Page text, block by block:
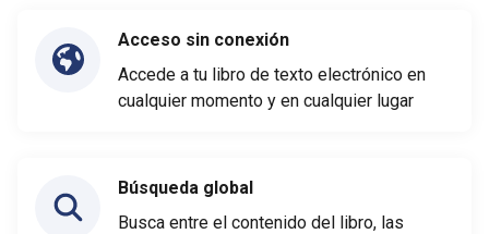
Acceso sin conexión
Accede a tu libro de texto electrónico en
cualquier momento y en cualquier lugar
Búsqueda global
Busca entre el contenido del libro, las